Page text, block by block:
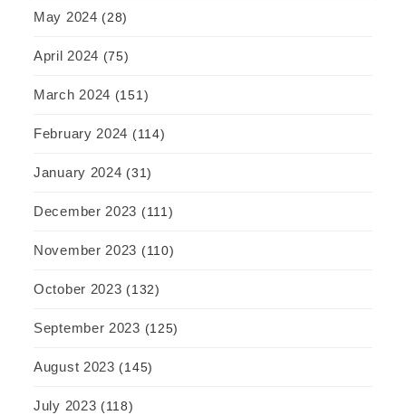
May 2024 (28)
April 2024 (75)
March 2024 (151)
February 2024 (114)
January 2024 (31)
December 2023 (111)
November 2023 (110)
October 2023 (132)
September 2023 (125)
August 2023 (145)
July 2023 (118)